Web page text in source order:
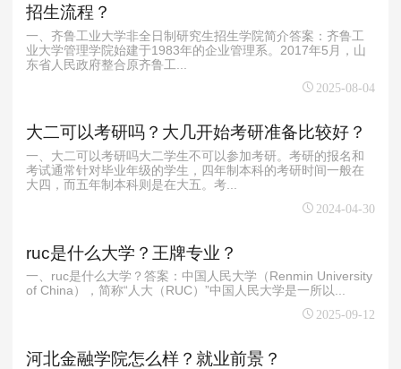
招生流程？
一、齐鲁工业大学非全日制研究生招生学院简介答案：齐鲁工
业大学管理学院始建于1983年的企业管理系。2017年5月，山
东省人民政府整合原齐鲁工...
2025-08-04
大二可以考研吗？大几开始考研准备比较好？
一、大二可以考研吗大二学生不可以参加考研。考研的报名和
考试通常针对毕业年级的学生，四年制本科的考研时间一般在
大四，而五年制本科则是在大五。考...
2024-04-30
ruc是什么大学？王牌专业？
一、ruc是什么大学？答案：中国人民大学（Renmin University
of China），简称“人大（RUC）”中国人民大学是一所以...
2025-09-12
河北金融学院怎么样？就业前景？